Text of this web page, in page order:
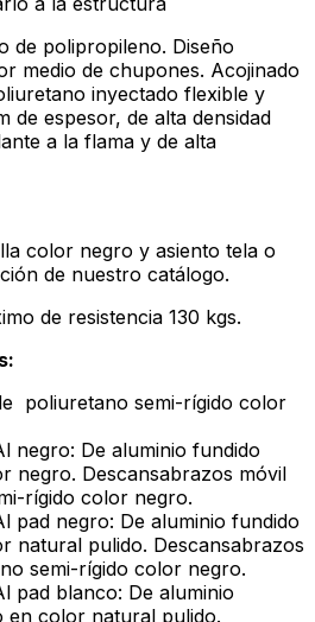
de polipropileno. Diseño
medio de chupones. Acojinado
inyectado flexible y
de espesor, de alta densidad
a la flama y de alta
color negro y asiento tela o
de nuestro catálogo.
de resistencia 130 kgs.
poliuretano semi-rígido color
negro: De aluminio fundido
negro. Descansabrazos móvil
rígido color negro.
pad negro: De aluminio fundido
natural pulido. Descansabrazos
semi-rígido color negro.
pad blanco: De aluminio
en color natural pulido.